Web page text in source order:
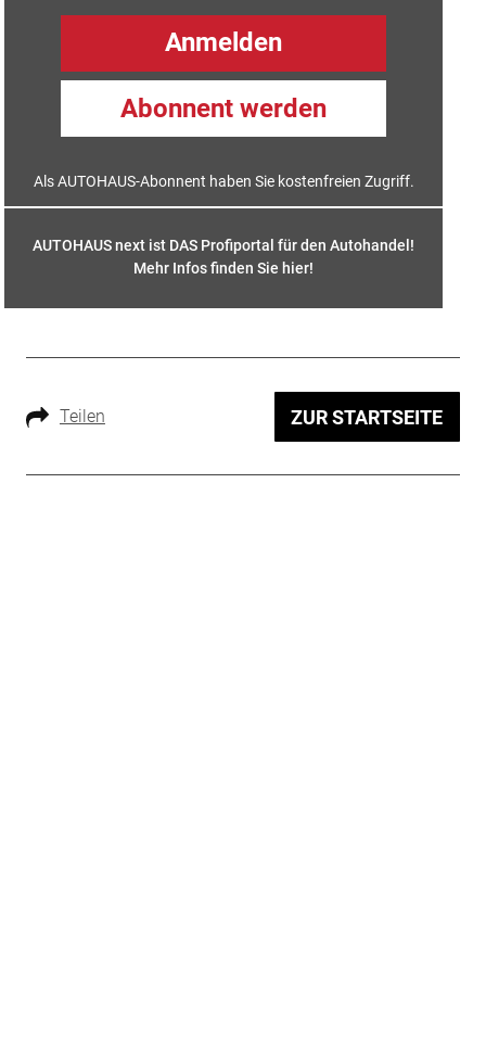
Anmelden
Abonnent werden
Als AUTOHAUS-Abonnent haben Sie kostenfreien Zugriff.
AUTOHAUS next ist DAS Profiportal für den Autohandel!
Mehr Infos finden Sie hier!
Teilen ZUR STARTSEITE